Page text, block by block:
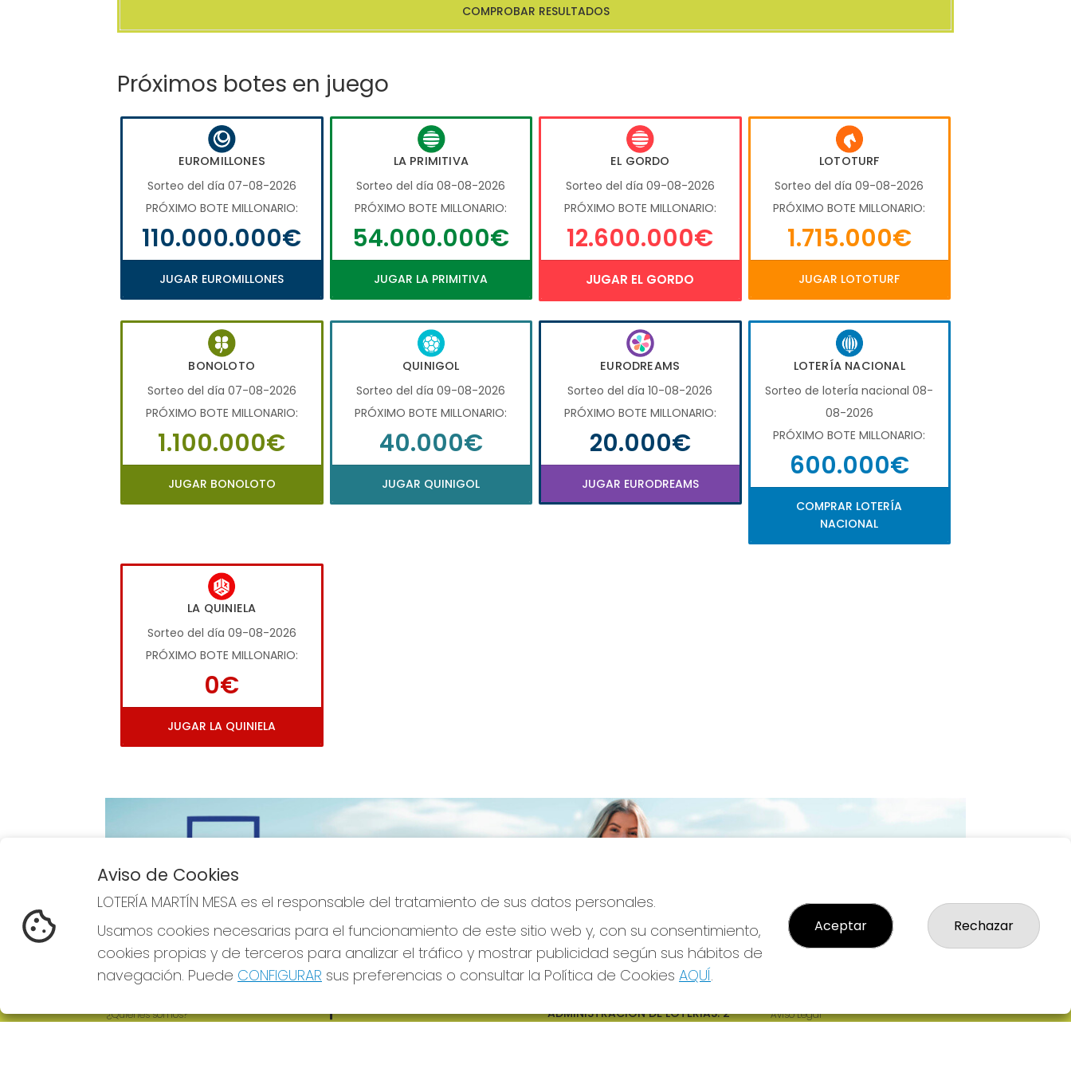
COMPROBAR RESULTADOS
Próximos botes en juego
EUROMILLONES
Sorteo del día 07-08-2026
PRÓXIMO BOTE MILLONARIO:
110.000.000€
JUGAR EUROMILLONES
LA PRIMITIVA
Sorteo del día 08-08-2026
PRÓXIMO BOTE MILLONARIO:
54.000.000€
JUGAR LA PRIMITIVA
EL GORDO
Sorteo del día 09-08-2026
PRÓXIMO BOTE MILLONARIO:
12.600.000€
JUGAR EL GORDO
LOTOTURF
Sorteo del día 09-08-2026
PRÓXIMO BOTE MILLONARIO:
1.715.000€
JUGAR LOTOTURF
BONOLOTO
Sorteo del día 07-08-2026
PRÓXIMO BOTE MILLONARIO:
1.100.000€
JUGAR BONOLOTO
QUINIGOL
Sorteo del día 09-08-2026
PRÓXIMO BOTE MILLONARIO:
40.000€
JUGAR QUINIGOL
EURODREAMS
Sorteo del día 10-08-2026
PRÓXIMO BOTE MILLONARIO:
20.000€
JUGAR EURODREAMS
LOTERÍA NACIONAL
Sorteo de loterÍa nacional 08-
08-2026
PRÓXIMO BOTE MILLONARIO:
600.000€
COMPRAR LOTERÍA
NACIONAL
LA QUINIELA
Sorteo del día 09-08-2026
PRÓXIMO BOTE MILLONARIO:
0€
JUGAR LA QUINIELA
Imagen anterior
LOTERÍA MARTÍN MESA
¿Quiénes somos?
REDES SOCIALES
ADMINISTRACION DE LOTERIAS: 2-
CIUDAD RODRIGO - RECEPTOR
Aviso Legal
Aviso de Cookies
LOTERÍA MARTÍN MESA es el responsable del tratamiento de sus datos personales.
Usamos cookies necesarias para el funcionamiento de este sitio web y, con su consentimiento,
cookies propias y de terceros para analizar el tráfico y mostrar publicidad según sus hábitos de
navegación. Puede CONFIGURAR sus preferencias o consultar la Política de Cookies AQUÍ.
Aceptar Rechazar